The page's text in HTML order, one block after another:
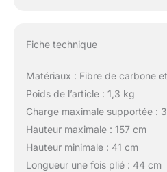
Fiche technique
Matériaux : Fibre de carbone
Poids de l’article : 1,3 kg
Charge maximale supportée :
Hauteur maximale : 157 cm
Hauteur minimale : 41 cm
Longueur une fois plié : 44 cm